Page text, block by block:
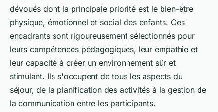
dévoués dont la principale priorité est le bien-être
physique, émotionnel et social des enfants. Ces
encadrants sont rigoureusement sélectionnés pour
leurs compétences pédagogiques, leur empathie et
leur capacité à créer un environnement sûr et
stimulant. Ils s'occupent de tous les aspects du
séjour, de la planification des activités à la gestion de
la communication entre les participants.